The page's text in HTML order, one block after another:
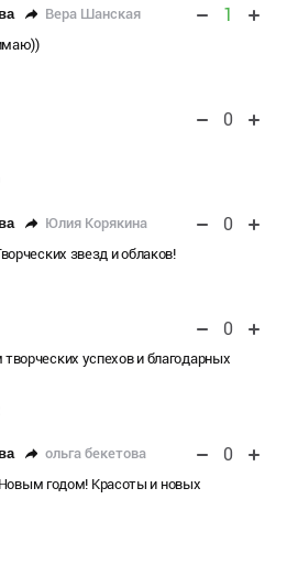
Вера Шанская 1
0
Юлия Корякина 0
звезд и облаков!
0
успехов и благодарных
ольга бекетова 0
годом! Красоты и новых